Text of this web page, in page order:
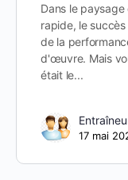
Dans le
rapide, le
de la
d'œuvre. Mais
était le...
17 mai